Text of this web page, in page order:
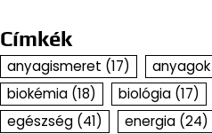
Címkék
anyagismeret (17) anyagok
biokémia (18) biológia (17)
egészség (41) energia (24)